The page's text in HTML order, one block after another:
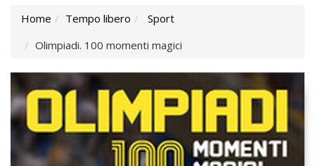
Home Tempo libero
Sport
Olimpiadi. 100 momenti magici